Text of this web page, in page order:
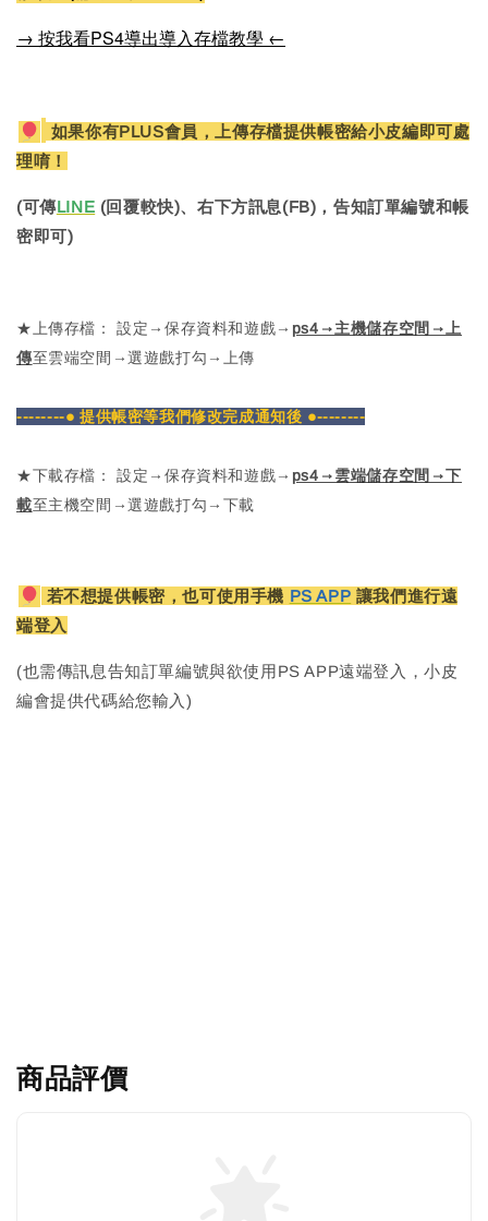
→ 按我看PS4導出導入存檔教學 ←
如果你有PLUS會員，上傳存檔提供帳密給小皮編即可處
理唷！
(可傳LINE (回覆較快)、右下方訊息(FB)，告知訂單編號和帳
密即可)
★上傳存檔： 設定→保存資料和遊戲→ ps4→主機儲存空間→上
傳至雲端空間→選遊戲打勾→上傳
--------● 提供帳密等我們修改完成通知後 ●--------
★下載存檔： 設定→保存資料和遊戲→ ps4→雲端儲存空間→下
載至主機空間→選遊戲打勾→下載
若不想提供帳密，也可使用手機 PS APP 讓我們進行遠
端登入
(也需傳訊息告知訂單編號與欲使用PS APP遠端登入，小皮
編會提供代碼給您輸入)
商品評價